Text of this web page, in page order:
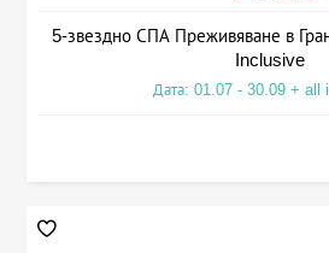
5-звездно СПА Преживяване в
Inclusive
Дата: 01.07 - 30.09 + all